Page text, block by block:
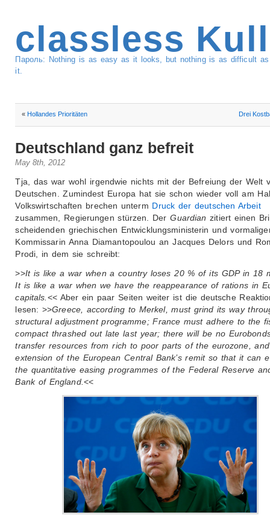
classless
Пароль: Nothing is as easy as it looks, but nothing is as difficult
it.
«Hollandes Prioritäten Drei
Deutschland ganz befreit
May 8th, 2012
Tja, das war wohl irgendwie nichts mit der Befreiung der Welt
Deutschen. Zumindest Europa hat sie schon wieder voll am
Volkswirtschaften brechen unterm Druck der deutschen Arbeit
zusammen, Regierungen stürzen. DerGuardian zitiert einen
scheidenden griechischen Entwicklungsministerin und
Kommissarin Anna Diamantopoulou an Jacques Delors und
Prodi, in dem sie schreibt:
>>It is like a war when a country loses 20 % of its GDP in 18
It is like a war when we have the reappearance of rations in
capitals. << Aber ein paar Seiten weiter ist die deutsche
lesen: >>Greece, according to Merkel, must grind its way
structural adjustment programme; France must adhere to the
compact thrashed out late last year; there will be no
transfer resources from rich to poor parts of the eurozone,
extension of the European Central Bank’s remit so that it can
the quantitative easing programmes of the Federal Reserve
Bank of England. <<